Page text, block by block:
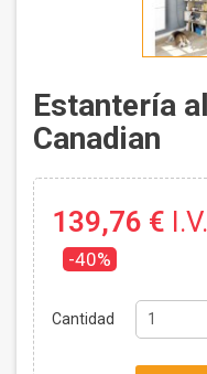
Estantería
Canadian
139,76 €
-40%
Cantidad